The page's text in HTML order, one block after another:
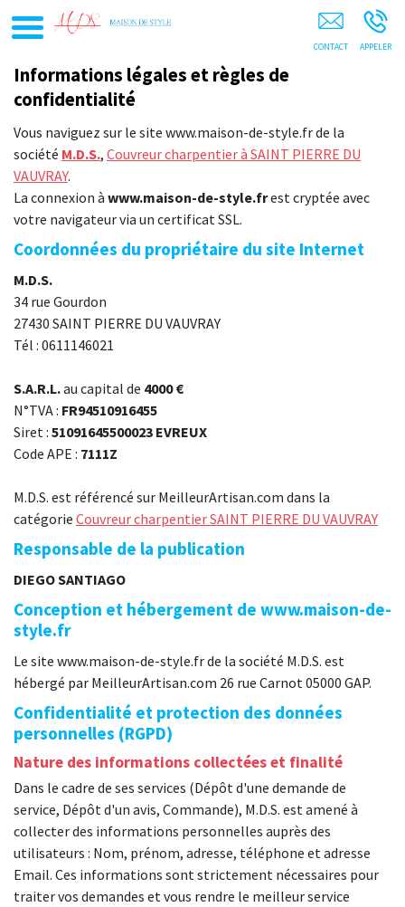
M.D.S. Saint-Pierre-Du-Vauvray Louviers Val-De-Reuil
Informations légales et règles de
confidentialité
Vous naviguez sur le site www.maison-de-style.fr de la
société M.D.S., Couvreur charpentier à SAINT PIERRE DU
VAUVRAY.
La connexion à www.maison-de-style.frest cryptée avec
votre navigateur via un certificat SSL.
Coordonnées du propriétaire du site Internet
M.D.S.
34 rue Gourdon
27430 SAINT PIERRE DU VAUVRAY
Tél : 0611146021
S.A.R.L.au capital de 4000 €
N°TVA : FR94510916455
Siret : 51091645500023 EVREUX
Code APE : 7111Z
M.D.S. est référencé sur MeilleurArtisan.com dans la
catégorie Couvreur charpentier SAINT PIERRE DU VAUVRAY
Responsable de la publication
DIEGO SANTIAGO
Conception et hébergement de www.maison-de-
style.fr
Le site www.maison-de-style.fr de la société M.D.S. est
hébergé par MeilleurArtisan.com 26 rue Carnot 05000 GAP.
Confidentialité et protection des données
personnelles (RGPD)
Nature des informations collectées et finalité
Dans le cadre de ses services (Dépôt d'une demande de
service, Dépôt d'un avis, Commande), M.D.S. est amené à
collecter des informations personnelles auprès des
utilisateurs : Nom, prénom, adresse, téléphone et adresse
Email. Ces informations sont strictement nécessaires pour
traiter vos demandes et vous rendre le meilleur service